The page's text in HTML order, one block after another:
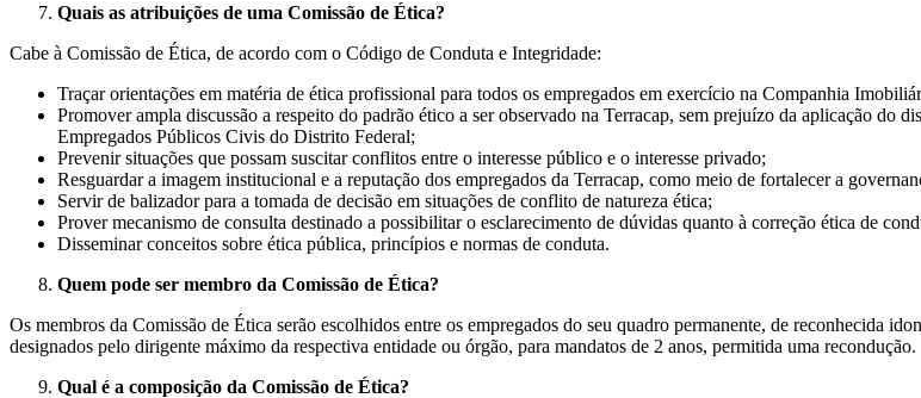
Quais as atribuições de uma Comissão de Ética?
Cabe à Comissão de Ética, de acordo com o Código de Conduta e Integridade:
Traçar orientações em matéria de ética profissional para todos os empregados em exercício na Companhia
Promover ampla discussão a respeito do padrão ético a ser observado na Terracap, sem prejuízo da aplicação
Empregados Públicos Civis do Distrito Federal;
Prevenir situações que possam suscitar conflitos entre o interesse público e o interesse privado;
Resguardar a imagem institucional e a reputação dos empregados da Terracap, como meio de fortalecer a
Servir de balizador para a tomada de decisão em situações de conflito de natureza ética;
Prover mecanismo de consulta destinado a possibilitar o esclarecimento de dúvidas quanto à correção ética de
Disseminar conceitos sobre ética pública, princípios e normas de conduta.
Quem pode ser membro da Comissão de Ética?
Os membros da Comissão de Ética serão escolhidos entre os empregados do seu quadro permanente, de reconhecida
designados pelo dirigente máximo da respectiva entidade ou órgão, para mandatos de 2 anos, permitida uma recondução.
Qual é a composição da Comissão de Ética?